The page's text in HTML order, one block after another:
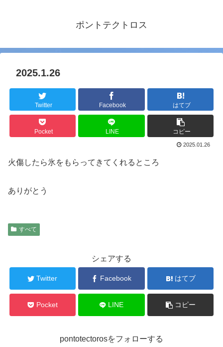
ポントテクトロス
2025.1.26
Twitter Facebook はてブ
Pocket LINE コピー
2025.01.26
火傷したら氷をもらってきてくれるところ
ありがとう
すべて
シェアする
Twitter Facebook はてブ
Pocket LINE コピー
pontotectorosをフォローする